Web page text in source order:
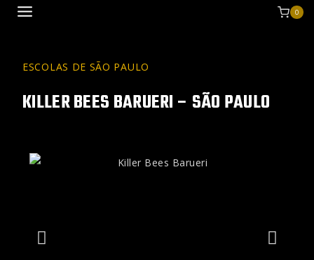
0
ESCOLAS DE SÃO PAULO
KILLER BEES BARUERI – SÃO PAULO